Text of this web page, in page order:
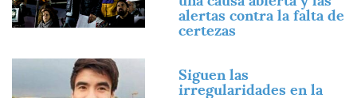
alertas contra la falta de
certezas
Siguen las
irregularidades en la